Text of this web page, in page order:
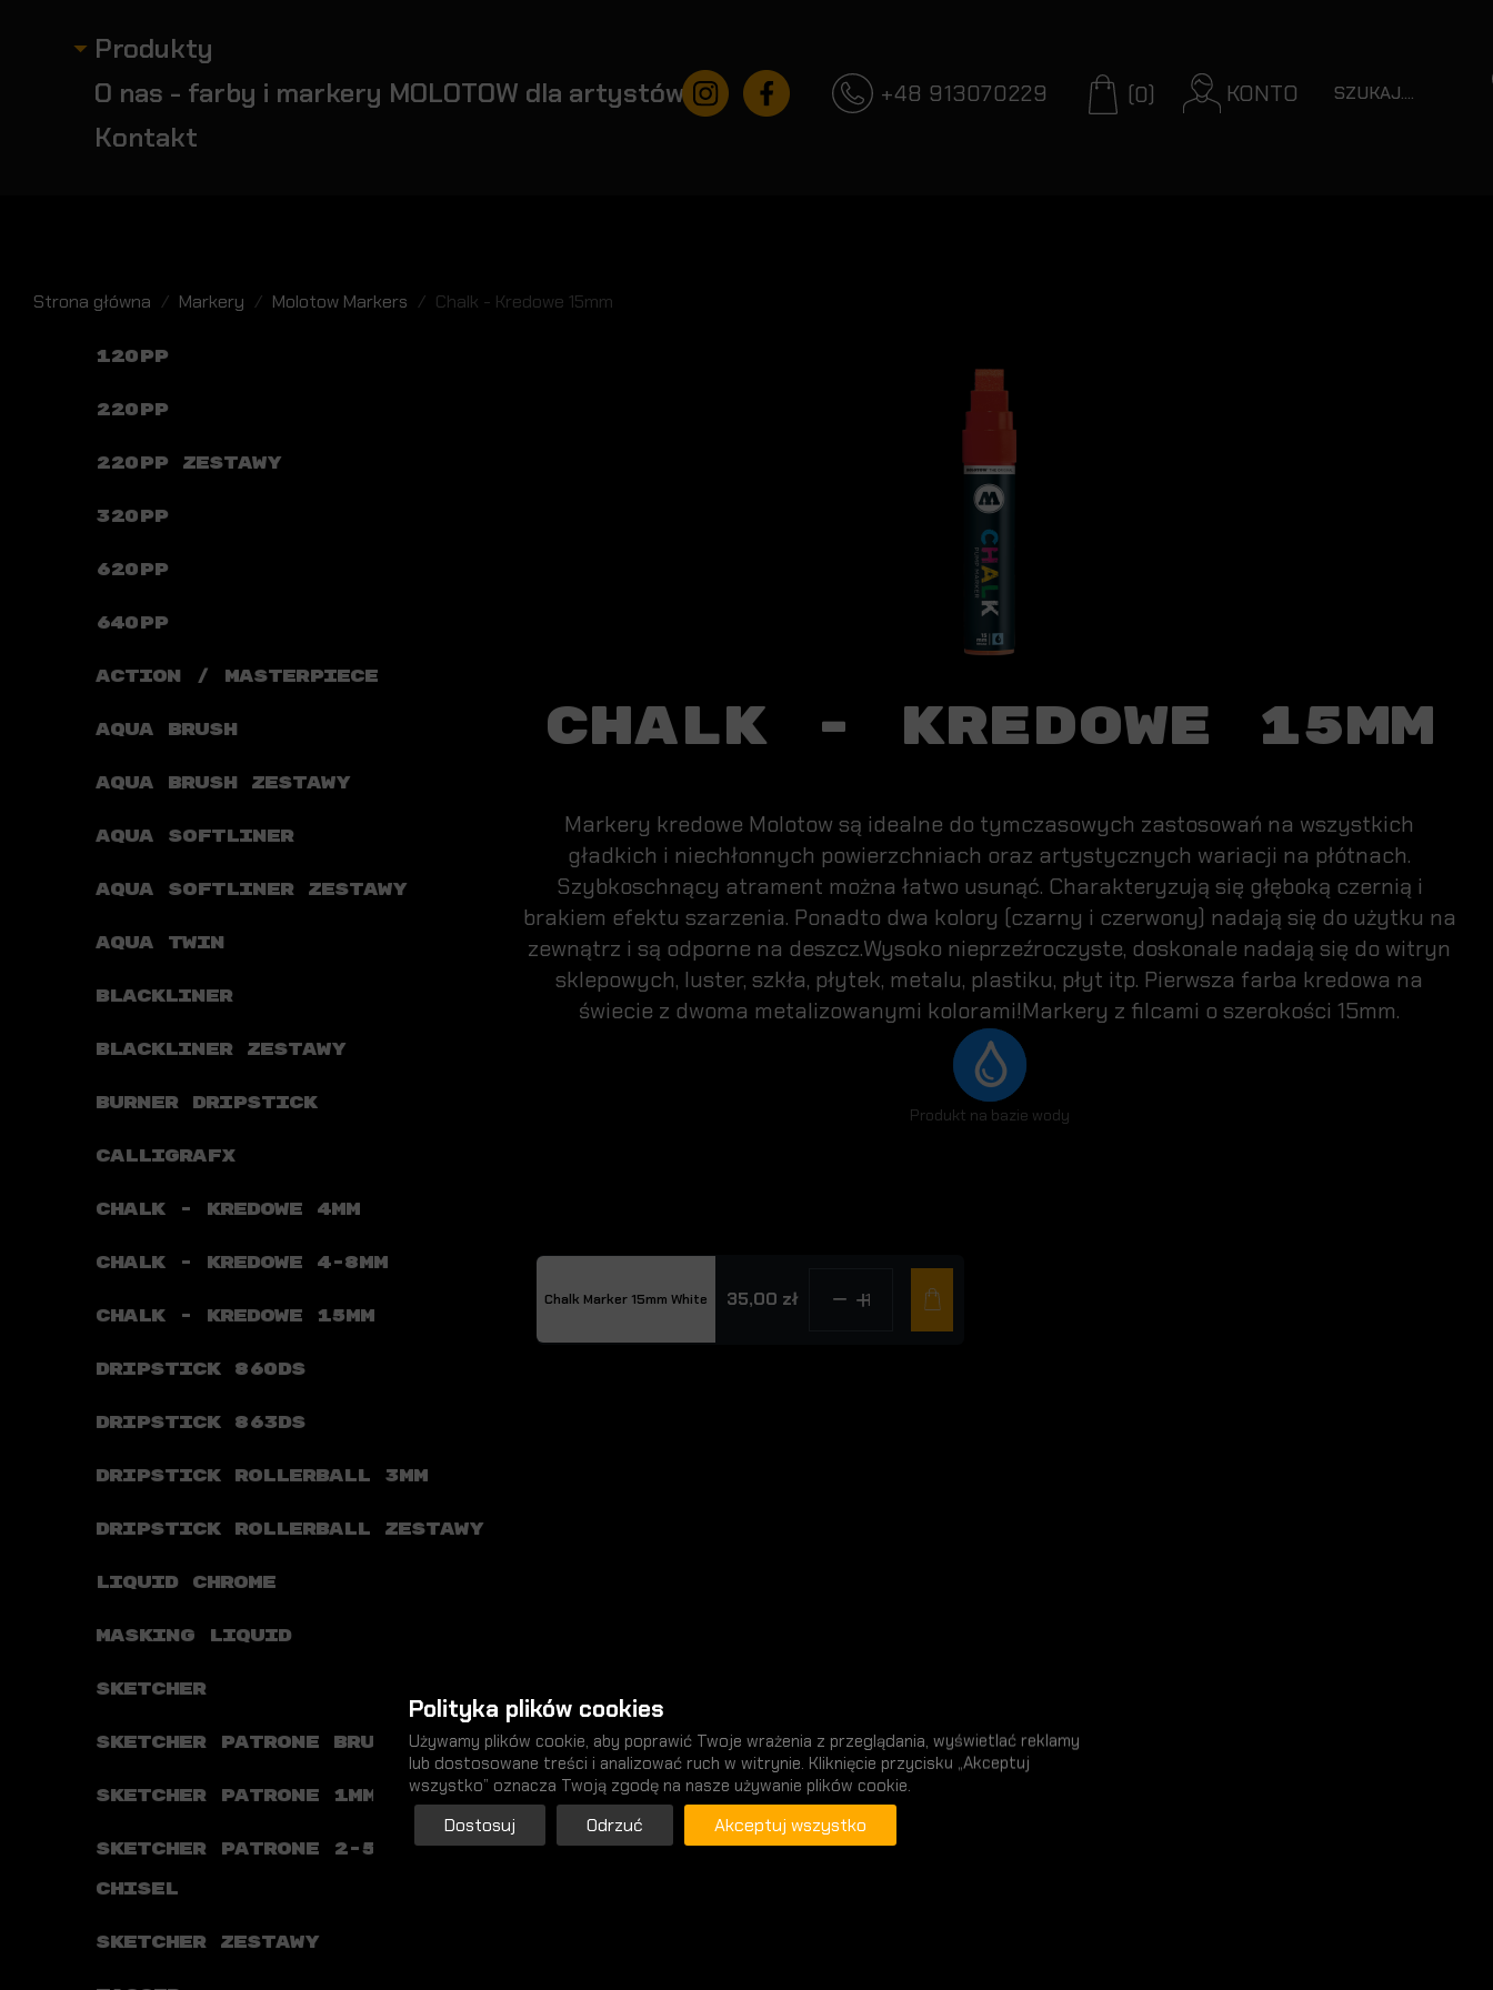
Produkty
O nas - farby i markery MOLOTOW dla artystów
Kontakt
Facebook
Instagram +48 913070229 (0) KONTO
Strona główna Markery Molotow Markers Chalk - Kredowe 15mm
120PP
220PP
220PP ZESTAWY
320PP
620PP
640PP
ACTION / MASTERPIECE
AQUA BRUSH
AQUA BRUSH ZESTAWY
AQUA SOFTLINER
AQUA SOFTLINER ZESTAWY
AQUA TWIN
BLACKLINER
BLACKLINER ZESTAWY
BURNER DRIPSTICK
CALLIGRAFX
CHALK - KREDOWE 4MM
CHALK - KREDOWE 4-8MM
CHALK - KREDOWE 15MM
DRIPSTICK 860DS
DRIPSTICK 863DS
DRIPSTICK ROLLERBALL 3MM
DRIPSTICK ROLLERBALL ZESTAWY
LIQUID CHROME
MASKING LIQUID
SKETCHER
SKETCHER PATRONE BRUSH
SKETCHER PATRONE 1MM ROUND
SKETCHER PATRONE 2-5MM
CHISEL
SKETCHER ZESTAWY
CHALK - KREDOWE 15MM
Markery kredowe Molotow są idealne do tymczasowych zastosowań na wszystkich
gładkich i niechłonnych powierzchniach oraz artystycznych wariacji na płótnach.
Szybkoschnący atrament można łatwo usunąć. Charakteryzują się głęboką czernią i
brakiem efektu szarzenia. Ponadto dwa kolory (czarny i czerwony) nadają się do użytku na
zewnątrz i są odporne na deszcz.Wysoko nieprzeźroczyste, doskonale nadają się do witryn
sklepowych, luster, szkła, płytek, metalu, plastiku, płyt itp. Pierwsza farba kredowa na
świecie z dwoma metalizowanymi kolorami!Markery z filcami o szerokości 15mm.
Produkt na bazie wody
Chalk Marker 15mm White 35,00 zł
Polityka plików cookies
Używamy plików cookie, aby poprawić Twoje wrażenia z przeglądania, wyświetlać reklamy
lub dostosowane treści i analizować ruch w witrynie. Kliknięcie przycisku „Akceptuj
wszystko” oznacza Twoją zgodę na nasze używanie plików cookie.
Dostosuj Odrzuć Akceptuj wszystko